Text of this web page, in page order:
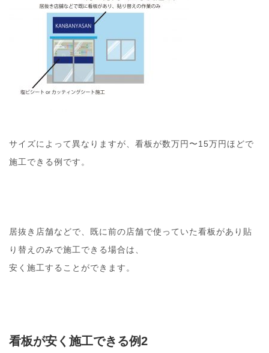
サイズによって異なりますが、看板が数万円〜15万円ほどで
施工できる例です。
居抜き店舗などで、既に前の店舗で使っていた看板があり貼
り替えのみで施工できる場合は、
安く施工することができます。
看板が安く施工できる例2